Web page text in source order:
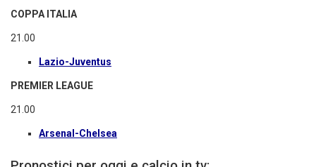
COPPA ITALIA
21.00
Lazio-Juventus
PREMIER LEAGUE
21.00
Arsenal-Chelsea